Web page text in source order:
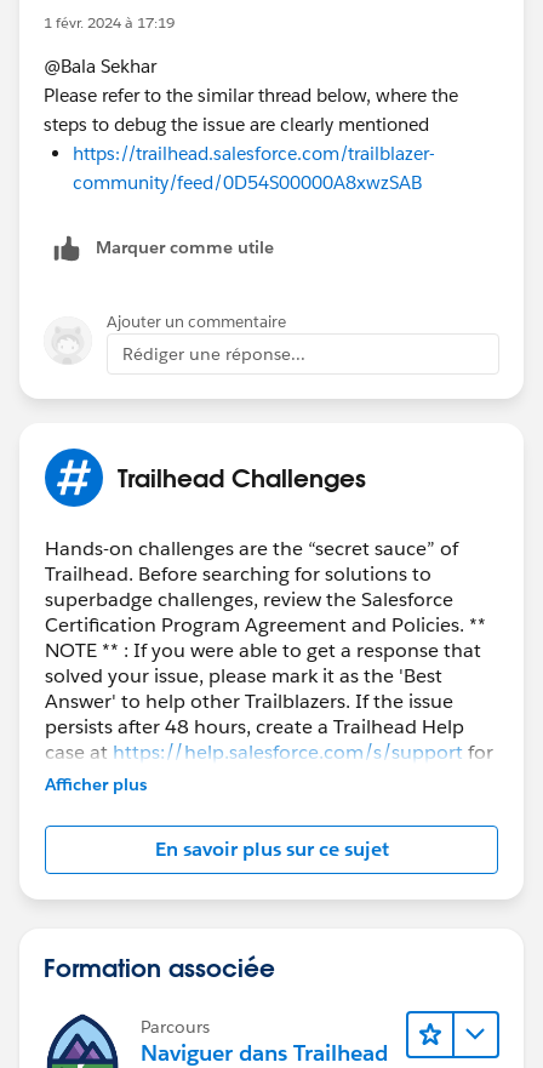
1 févr. 2024 à 17:19
@Bala Sekhar
Please refer to the similar thread below, where the
steps to debug the issue are clearly mentioned
https://trailhead.salesforce.com/trailblazer-
community/feed/0D54S00000A8xwzSAB
Marquer comme utile
Ajouter un commentaire
Rédiger une réponse...
Trailhead Challenges
Hands-on challenges are the “secret sauce” of
Trailhead. Before searching for solutions to
superbadge challenges, review the Salesforce
Certification Program Agreement and Policies. **
NOTE ** : If you were able to get a response that
solved your issue, please mark it as the 'Best
Answer' to help other Trailblazers. If the issue
persists after 48 hours, create a Trailhead Help
case at https://help.salesforce.com/s/supportfor
further assistance.
Afficher plus
En savoir plus sur ce sujet
Formation associée
Parcours
Naviguer dans Trailhead